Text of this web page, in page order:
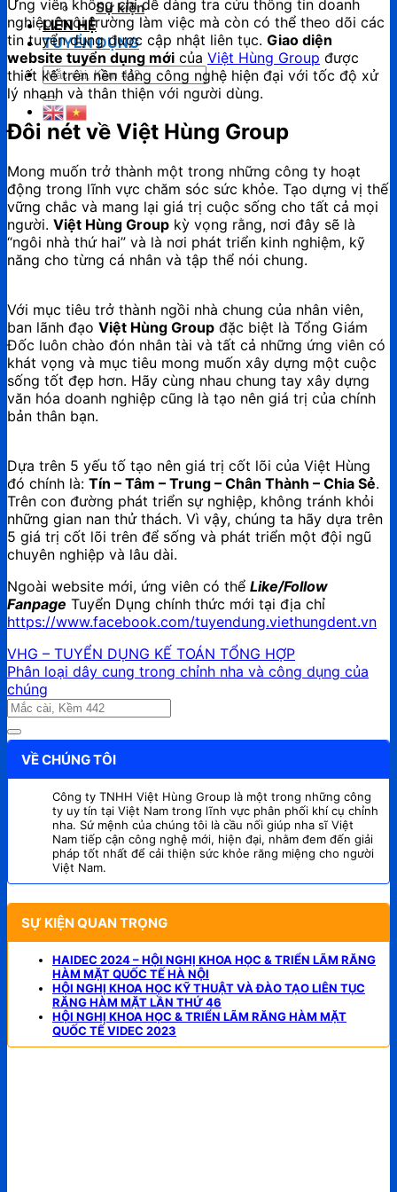
Sự kiện
LIÊN HỆ
TUYỂN DỤNG
Tìm
kiếm:
Ứng viên không chỉ dễ dàng tra cứu thông tin doanh
nghiệp, môi trường làm việc mà còn có thể theo dõi các
tin tuyển dụng được cập nhật liên tục. Giao diện
website tuyển dụng mới của Việt Hùng Group được
thiết kế trên nền tảng công nghệ hiện đại với tốc độ xử
lý nhanh và thân thiện với người dùng.
Đôi nét về Việt Hùng Group
Mong muốn trở thành một trong những công ty hoạt
động trong lĩnh vực chăm sóc sức khỏe. Tạo dựng vị thế
vững chắc và mang lại giá trị cuộc sống cho tất cả mọi
người. Việt Hùng Group kỳ vọng rằng, nơi đây sẽ là
“ngôi nhà thứ hai” và là nơi phát triển kinh nghiệm, kỹ
năng cho từng cá nhân và tập thể nói chung.
Với mục tiêu trở thành ngồi nhà chung của nhân viên,
ban lãnh đạo Việt Hùng Group đặc biệt là Tổng Giám
Đốc luôn chào đón nhân tài và tất cả những ứng viên có
khát vọng và mục tiêu mong muốn xây dựng một cuộc
sống tốt đẹp hơn. Hãy cùng nhau chung tay xây dựng
văn hóa doanh nghiệp cũng là tạo nên giá trị của chính
bản thân bạn.
Dựa trên 5 yếu tố tạo nên giá trị cốt lõi của Việt Hùng
đó chính là: Tín – Tâm – Trung – Chân Thành – Chia Sẻ.
Trên con đường phát triển sự nghiệp, không tránh khỏi
những gian nan thử thách. Vì vậy, chúng ta hãy dựa trên
5 giá trị cốt lõi trên để sống và phát triển một đội ngũ
chuyên nghiệp và lâu dài.
Ngoài website mới, ứng viên có thể Like/Follow
Fanpage Tuyển Dụng chính thức mới tại địa chỉ
https://www.facebook.com/tuyendung.viethungdent.vn
VHG – TUYỂN DỤNG KẾ TOÁN TỔNG HỢP
Phân loại dây cung trong chỉnh nha và công dụng của
chúng
VỀ CHÚNG TÔI
Công ty TNHH Việt Hùng Group là một trong những công
ty uy tín tại Việt Nam trong lĩnh vực phân phối khí cụ chỉnh
nha. Sứ mệnh của chúng tôi là cầu nối giúp nha sĩ Việt
Nam tiếp cận công nghệ mới, hiện đại, nhằm đem đến giải
pháp tốt nhất để cải thiện sức khỏe răng miệng cho người
Việt Nam.
SỰ KIỆN QUAN TRỌNG
HAIDEC 2024 – HỘI NGHỊ KHOA HỌC & TRIỂN LÃM RĂNG
HÀM MẶT QUỐC TẾ HÀ NỘI
HỘI NGHỊ KHOA HỌC KỸ THUẬT VÀ ĐÀO TẠO LIÊN TỤC
RĂNG HÀM MẶT LẦN THỨ 46
HỘI NGHỊ KHOA HỌC & TRIỂN LÃM RĂNG HÀM MẶT
QUỐC TẾ VIDEC 2023